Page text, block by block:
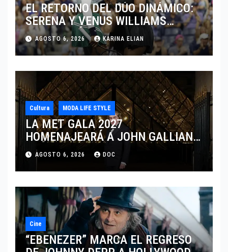
EL RETORNO DEL DÚO DINÁMICO:
SERENA Y VENUS WILLIAMS
DISPUTARÁN LOS DOBLES EN
CINCINNATI 2026
AGOSTO 6, 2026 KARINA ELIAN
Cultura MODA LIFE STYLE
LA MET GALA 2027
HOMENAJEARÁ A JOHN GALLIANO
MARCANDO EL REGRESO DEL REY
DEL DRAMATISMO
AGOSTO 6, 2026 DOC
Cine
“EBENEZER” MARCA EL REGRESO